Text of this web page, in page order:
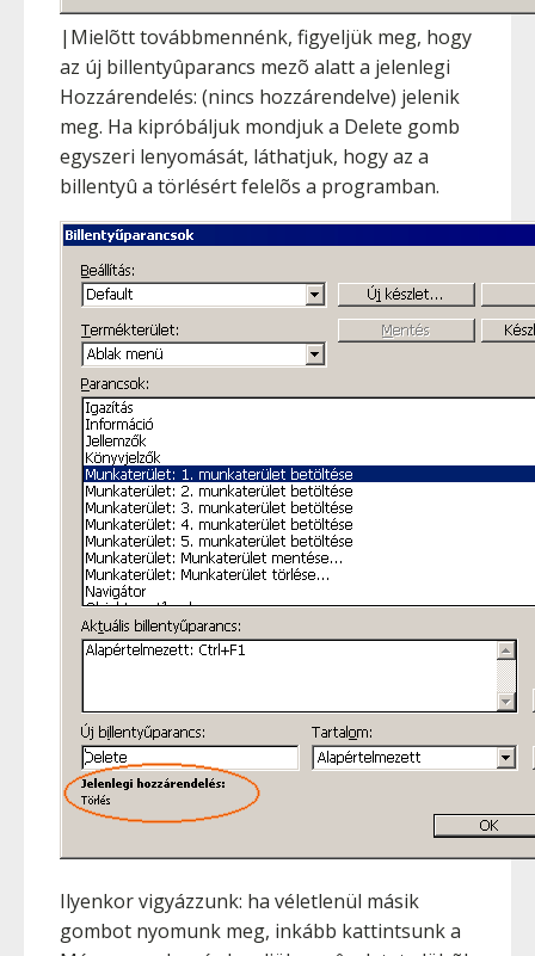
|Mielõtt továbbmennénk, figyeljük meg, hogy
az új billentyûparancs mezõ alatt a jelenlegi
Hozzárendelés: (nincs hozzárendelve) jelenik
meg. Ha kipróbáljuk mondjuk a Delete gomb
egyszeri lenyomását, láthatjuk, hogy az a
billentyû a törlésért felelõs a programban.
Ilyenkor vigyázzunk: ha véletlenül másik
gombot nyomunk meg, inkább kattintsunk a